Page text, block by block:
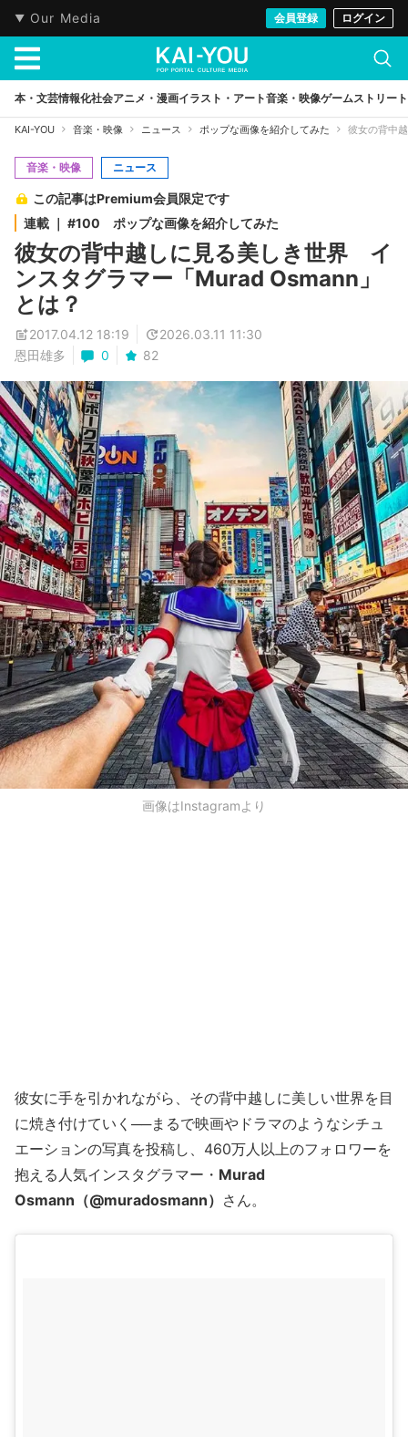
Our Media 会員登録 ログイン
本・文芸情報化社会アニメ・漫画イラスト・アート音楽・映像ゲームストリート
KAI-YOU 音楽・映像 ニュース ポップな画像を紹介してみた 彼女の背中
音楽・映像 ニュース
この記事はPremium会員限定です
連載 ｜ #100 ポップな画像を紹介してみた
彼女の背中越しに見る美しき世界 イ
ンスタグラマー「Murad Osmann」
とは？
2017.04.12 18:19
2026.03.11 11:30
恩田雄多
0 82
画像はInstagramより
彼女に手を引かれながら、その背中越しに美しい世界を目
に焼き付けていく──まるで映画やドラマのようなシチュ
エーションの写真を投稿し、460万人以上のフォロワーを
抱える人気インスタグラマー・ Murad
Osmann（@muradosmann） さん。